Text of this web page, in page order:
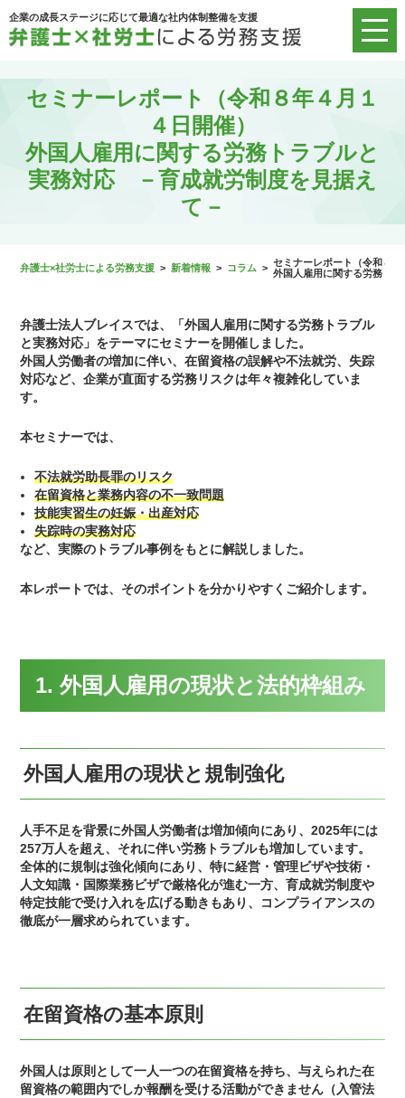
企業の成長ステージに応じて最適な社内体制整備を支援
セミナーレポート（令和８年４月１
４日開催）
外国人雇用に関する労務トラブルと
実務対応 －育成就労制度を見据え
て－
弁護士×社労士による労務支援 >新着情報 > コラム > セミナーレポート（令和８
外国人雇用に関する労務ト
弁護士法人ブレイスでは、「外国人雇用に関する労務トラブル
と実務対応」をテーマにセミナーを開催しました。
外国人労働者の増加に伴い、在留資格の誤解や不法就労、失踪
対応など、企業が直面する労務リスクは年々複雑化していま
す。
本セミナーでは、
不法就労助長罪のリスク
在留資格と業務内容の不一致問題
技能実習生の妊娠・出産対応
失踪時の実務対応
など、実際のトラブル事例をもとに解説しました。
本レポートでは、そのポイントを分かりやすくご紹介します。
1. 外国人雇用の現状と法的枠組み
外国人雇用の現状と規制強化
人手不足を背景に外国人労働者は増加傾向にあり、2025年には
257万人を超え、それに伴い労務トラブルも増加しています。
全体的に規制は強化傾向にあり、特に経営・管理ビザや技術・
人文知識・国際業務ビザで厳格化が進む一方、育成就労制度や
特定技能で受け入れを広げる動きもあり、コンプライアンスの
徹底が一層求められています。
在留資格の基本原則
外国人は原則として一人一つの在留資格を持ち、与えられた在
留資格の範囲内でしか報酬を受ける活動ができません（入管法